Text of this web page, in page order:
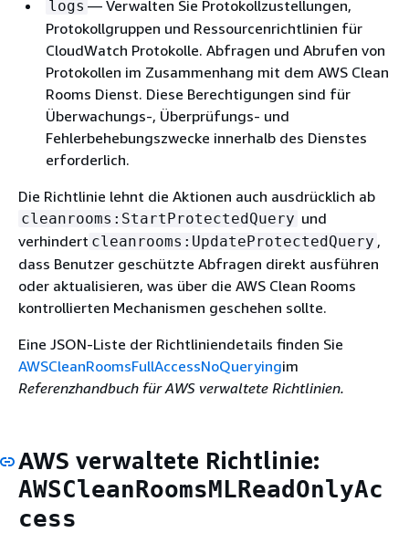
logs — Verwalten Sie Protokollzustellungen,
Protokollgruppen und Ressourcenrichtlinien für
CloudWatch Protokolle. Abfragen und Abrufen von
Protokollen im Zusammenhang mit dem AWS Clean
Rooms Dienst. Diese Berechtigungen sind für
Überwachungs-, Überprüfungs- und
Fehlerbehebungszwecke innerhalb des Dienstes
erforderlich.
Die Richtlinie lehnt die Aktionen auch ausdrücklich ab
cleanrooms:StartProtectedQuery und
verhindert cleanrooms:UpdateProtectedQuery ,
dass Benutzer geschützte Abfragen direkt ausführen
oder aktualisieren, was über die AWS Clean Rooms
kontrollierten Mechanismen geschehen sollte.
Eine JSON-Liste der Richtliniendetails finden Sie
AWSCleanRoomsFullAccessNoQueryingim
Referenzhandbuch für AWS verwaltete Richtlinien.
AWS verwaltete Richtlinie:
AWSCleanRoomsMLReadOnlyAc
cess